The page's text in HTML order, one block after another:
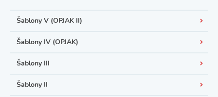
Šablony V (OPJAK II)
Šablony IV (OPJAK)
Šablony III
Šablony II